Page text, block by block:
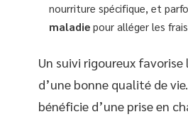
nourriture spécifique, et
maladie pour alléger les frais
Un suivi rigoureux
d’une bonne qualité de
bénéficie d’une prise en